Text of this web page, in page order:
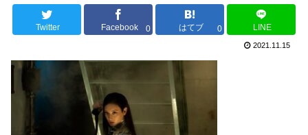
Twitter Facebook 0 はてブ 0 LINE
2021.11.15